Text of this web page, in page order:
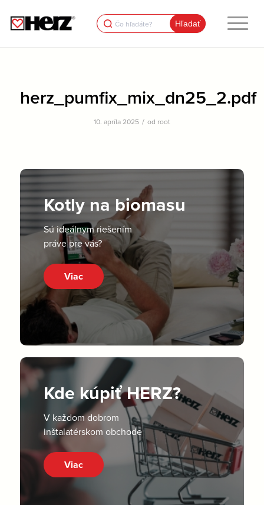
Search
for:
herz_pumfix_mix_dn25_2.pdf
10. apríla 2025 / od root
Kotly na biomasu
Sú ideálnym riešením
práve pre vás?
Viac
Kde kúpiť HERZ?
V každom dobrom
inštalatérskom obchode
Viac